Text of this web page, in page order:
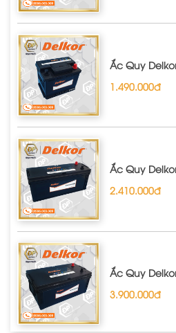
Ắc Quy
1.490.000đ
Ắc Quy
2.410.000đ
Ắc Quy
3.900.000đ